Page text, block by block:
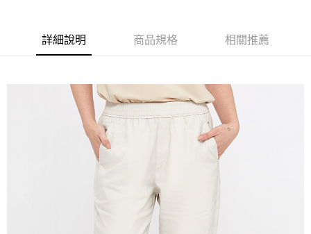
每筆NT$130，滿NT$1,000(含以上)免運費
詳細說明 商品規格 相關推薦